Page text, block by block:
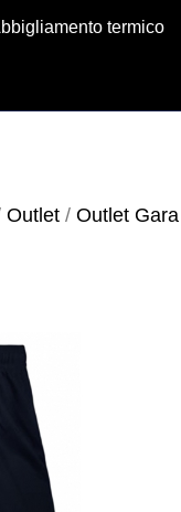
termico
Outlet / Outlet Gara